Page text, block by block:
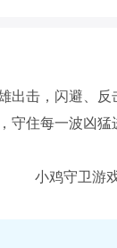
出击，闪避、
住每一波凶